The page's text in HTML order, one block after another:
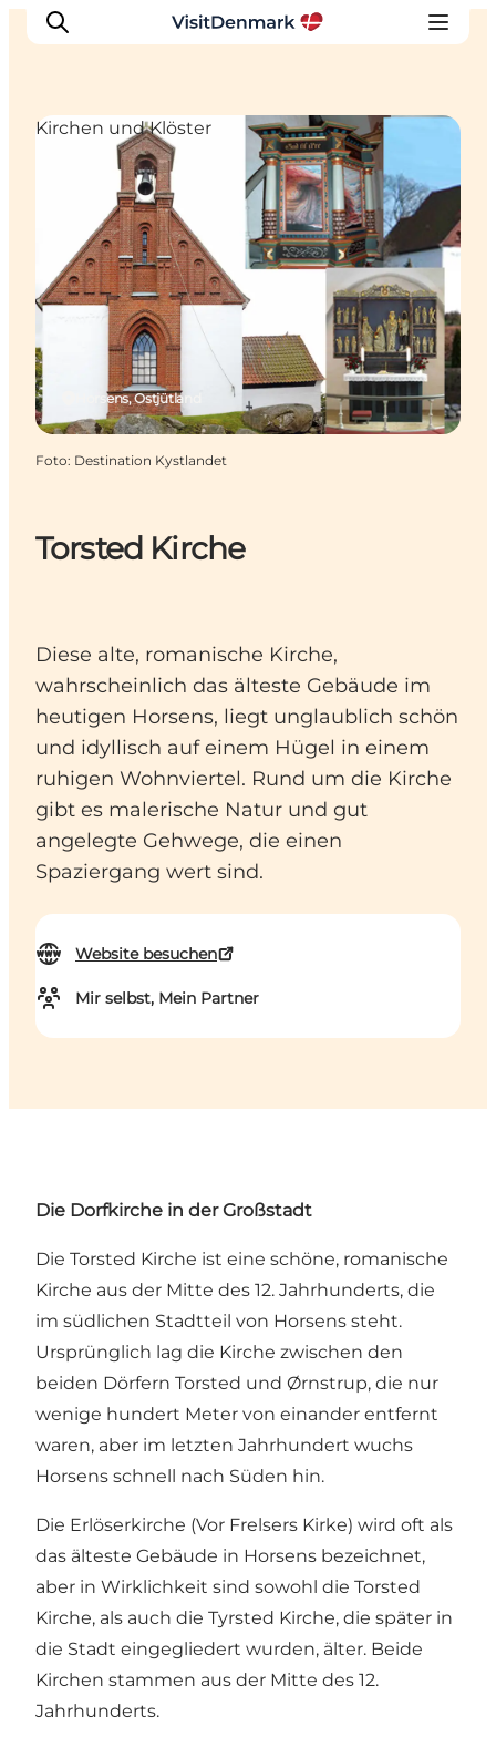
Inspiration
Regionen
Erlebnisse
Unterkünfte
Reiseplanung
Torsted Kirche
Diese alte, romanische Kirche,
wahrscheinlich das älteste Gebäude im
heutigen Horsens, liegt unglaublich schön
und idyllisch auf einem Hügel in einem
ruhigen Wohnviertel. Rund um die Kirche
gibt es malerische Natur und gut
angelegte Gehwege, die einen
Spaziergang wert sind.
Website besuchen
Mir selbst, Mein Partner
Horsens, Ostjütland
Kirchen und Klöster
Foto: Destination Kystlandet
Die Dorfkirche in der Großstadt
Die Torsted Kirche ist eine schöne, romanische
Kirche aus der Mitte des 12. Jahrhunderts, die
im südlichen Stadtteil von Horsens steht.
Ursprünglich lag die Kirche zwischen den
beiden Dörfern Torsted und Ørnstrup, die nur
wenige hundert Meter von einander entfernt
waren, aber im letzten Jahrhundert wuchs
Horsens schnell nach Süden hin.
Die Erlöserkirche (Vor Frelsers Kirke) wird oft als
das älteste Gebäude in Horsens bezeichnet,
aber in Wirklichkeit sind sowohl die Torsted
Kirche, als auch die Tyrsted Kirche, die später in
die Stadt eingegliedert wurden, älter. Beide
Kirchen stammen aus der Mitte des 12.
Jahrhunderts.